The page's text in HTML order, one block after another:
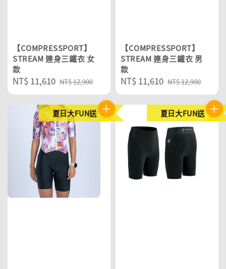
【COMPRESSPORT】
STREAM 連身三鐵衣 女
款
Sale
price
NT$ 11,610 Regular
price
NT$ 12,900
【COMPRESSPORT】
STREAM 連身三鐵衣 男
款
Sale
price
NT$ 11,610 Regular
price
NT$ 12,900
夏日大FUN送 夏日大FUN送